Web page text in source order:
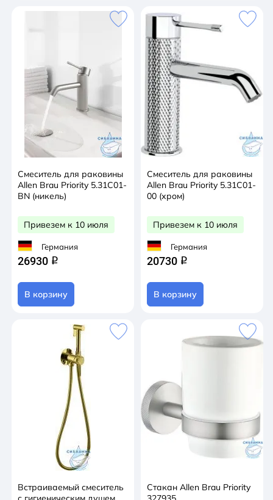
Смеситель для раковины
Allen Brau Priority 5.31С01-
BN (никель)
Привезем к 10 июля
Германия
26930 q
В корзину
Смеситель для раковины
Allen Brau Priority 5.31С01-
00 (хром)
Привезем к 10 июля
Германия
20730 q
В корзину
Встраиваемый смеситель
Стакан Allen Brau Priority